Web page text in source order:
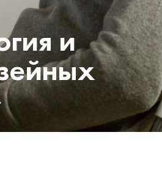
и